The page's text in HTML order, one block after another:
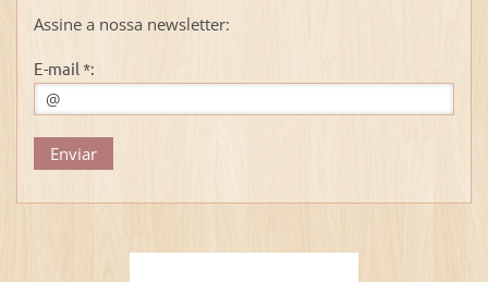
Assine a nossa newsletter:
E-mail *: